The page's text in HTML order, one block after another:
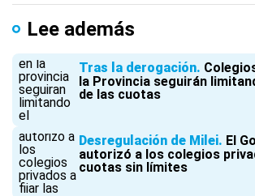
Lee además
Tras la derogación
la Provincia seguirán
de las cuotas
Desregulación de Milei El
autorizó a los colegios
cuotas sin límites